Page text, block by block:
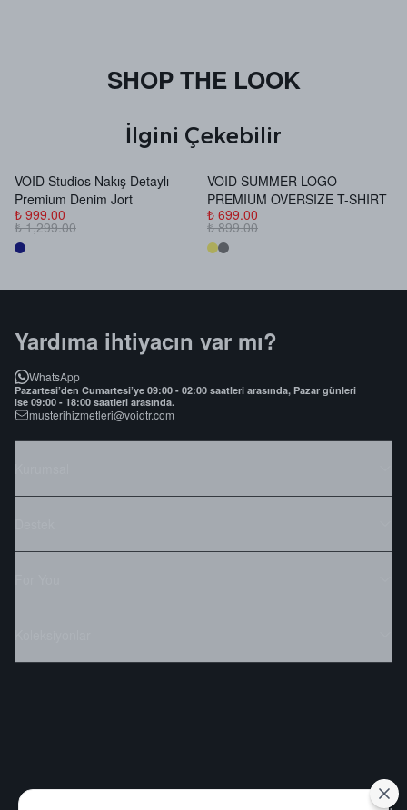
SHOP THE LOOK
İlgini Çekebilir
VOID Studios Nakış Detaylı
Premium Denim Jort
₺ 999.00
₺ 1,299.00
VOID SUMMER LOGO
PREMIUM OVERSIZE T-SHIRT
₺ 699.00
₺ 899.00
Yardıma ihtiyacın var mı?
WhatsApp
Pazartesi’den Cumartesi’ye 09:00 - 02:00 saatleri arasında, Pazar günleri
ise 09:00 - 18:00 saatleri arasında.
musterihizmetleri@voidtr.com